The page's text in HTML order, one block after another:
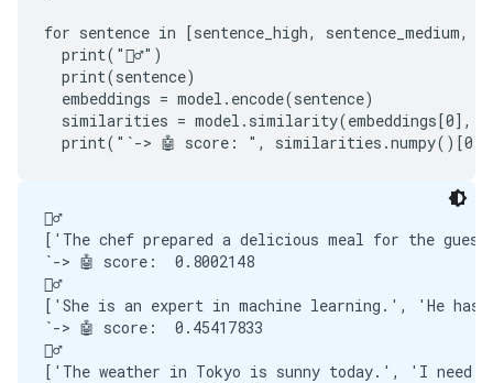
for sentence in [sentence_high, sentence_medium,
  print("🙋‍♂️")
  print(sentence)
  embeddings = model.encode(sentence)
similarities = model.similarity(embeddings[0],
🙋‍♂️
['The chef prepared a delicious meal for the
`-> 🤖 score:  0.8002148
🙋‍♂️
['She is an expert in machine learning.', 'He
`-> 🤖 score:  0.45417833
🙋‍♂️
['The weather in Tokyo is sunny today.', 'I need